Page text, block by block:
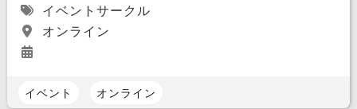
イベントサークル
オンライン
イベント オンライン